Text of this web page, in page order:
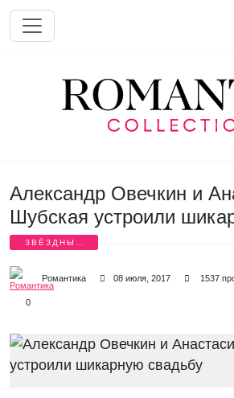
Перейти к основному содержанию
Александр Овечкин и
Шубская устроили
ЗВЁЗДНЫЕ
Романтика 08 июля, 2017 1537
0